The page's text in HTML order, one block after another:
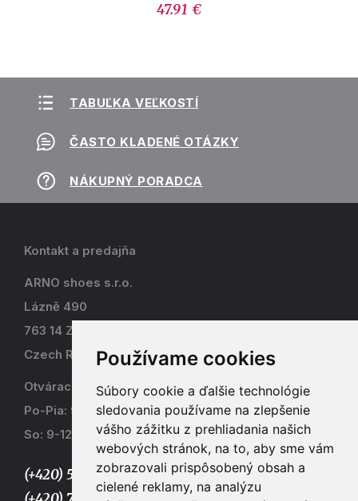
Používame cookies
Súbory cookie a ďalšie technológie
sledovania používame na zlepšenie
vášho zážitku z prehliadania našich
webových stránok, na to, aby sme vám
zobrazovali prispôsobený obsah a
cielené reklamy, na analýzu
47.91 €
TABUĽKA VEĽKOSTÍ
ČASTO KLADENÉ OTÁZKY
NÁKUPNÝ PORADCA
Kontakt a predajňa
ARNO shoes s.r.o.
Lázně 490
763 14 Zlín - Kostelec
Czech Republic
Otváracia doba
Po-Pia: 9-17
So: 9-12
(+420) 577 915 036,